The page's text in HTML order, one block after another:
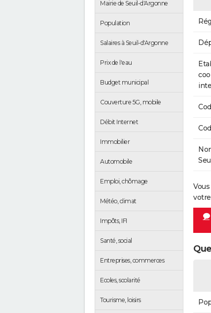
Mairie de Seuil-d'Argonne
Population
Salaires à Seuil-d'Argonne
Prix de l'eau
Budget municipal
Couverture 5G, mobile
Débit Internet
Immobilier
Automobile
Emploi, chômage
Météo, climat
Impôts, IFI
Santé, social
Entreprises, commerces
Ecoles, scolarité
Tourisme, loisirs
votre